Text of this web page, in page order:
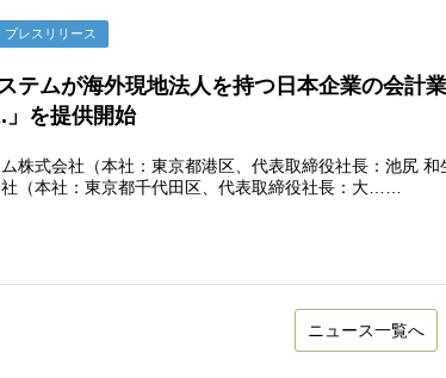
プレスリリース
テムが海外現地法人を持つ日本企業の会計
を提供開始
株式会社（本社：東京都港区、代表取締役社長：池尻
（本社：東京都千代田区、代表取締役社長：大……
ニュース一覧へ